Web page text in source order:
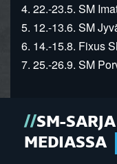
4. 22.-23.5. SM
5. 12.-13.6. SM
6. 14.-15.8. Fixus
7. 25.-26.9. SM
SM-
MEDIASSA